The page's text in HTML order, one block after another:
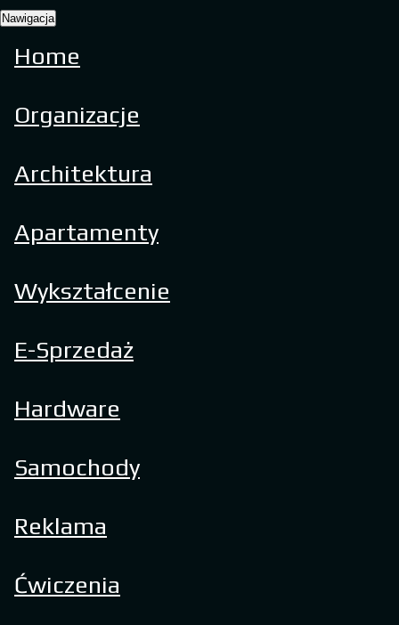
Nawigacja
Home
Organizacje
Architektura
Apartamenty
Wykształcenie
E-Sprzedaż
Hardware
Samochody
Reklama
Ćwiczenia